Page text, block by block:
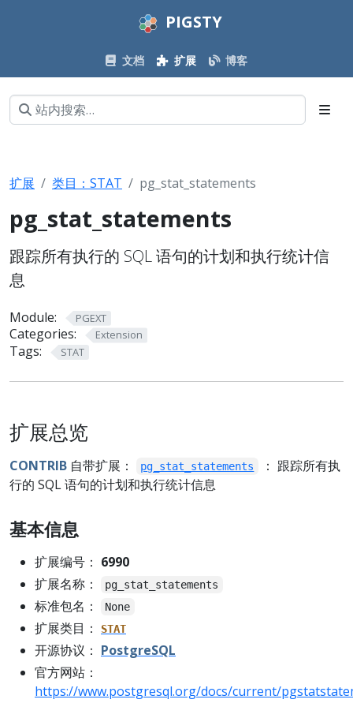
PIGSTY
文档 扩展 博客
扩展 类目：STAT pg_stat_statements
pg_stat_statements
跟踪所有执行的 SQL 语句的计划和执行统计信
息
Module: PGEXT
Categories: Extension
Tags: STAT
扩展总览
CONTRIB 自带扩展： pg_stat_statements
： 跟踪所有执
行的 SQL 语句的计划和执行统计信息
基本信息
扩展编号： 6990
扩展名称：
pg_stat_statements
标准包名： None
扩展类目： STAT
开源协议： PostgreSQL
官方网站：
https://www.postgresql.org/docs/current/